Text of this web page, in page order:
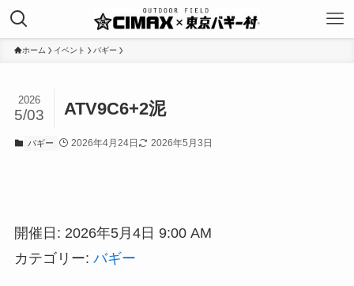
ホーム イベント バギー
ATV9C6+2泥
2026
5/03
バギー 2026年4月24日 2026年5月3日
開催日: 2026年5月4日 9:00 AM
カテゴリー: バギー